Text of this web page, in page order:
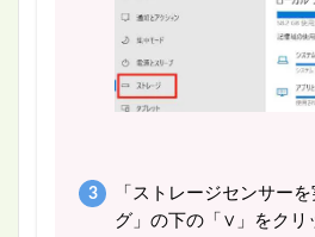
「ストレージセンサー
グ」の下の「∨」をクリ